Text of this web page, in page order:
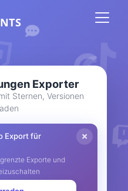
Exporter
Sternen, Versionen
Export für
Exporte und